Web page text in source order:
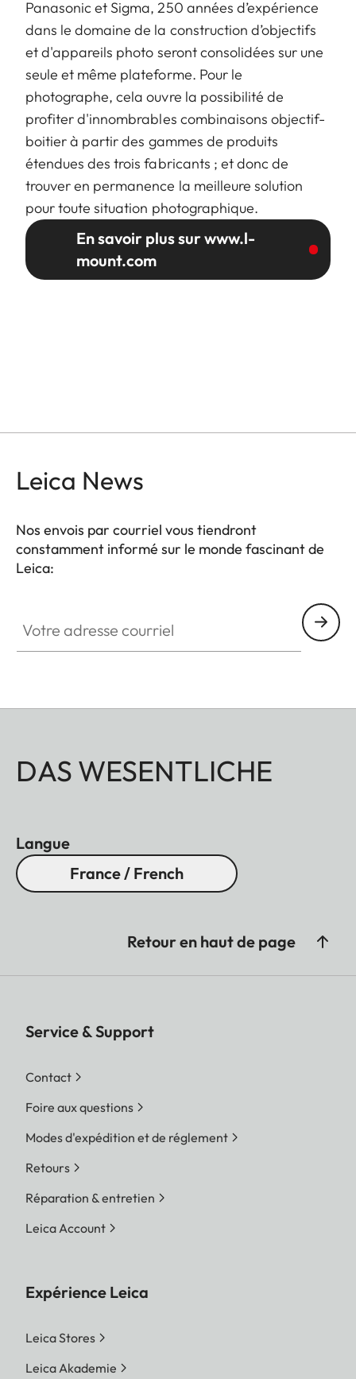
Panasonic et Sigma, 250 années d’expérience
dans le domaine de la construction d’objectifs
et d'appareils photo seront consolidées sur une
seule et même plateforme. Pour le
photographe, cela ouvre la possibilité de
profiter d'innombrables combinaisons objectif-
boitier à partir des gammes de produits
étendues des trois fabricants ; et donc de
trouver en permanence la meilleure solution
pour toute situation photographique.
En savoir plus sur www.l-
mount.com
Leica News
Nos envois par courriel vous tiendront
constamment informé sur le monde fascinant de
Leica:
DAS WESENTLICHE
Langue
France / French
Retour en haut de page
Service & Support
Contact
Foire aux questions
Modes d'expédition et de réglement
Retours
Réparation & entretien
Leica Account
Expérience Leica
Leica Stores
Leica Akademie